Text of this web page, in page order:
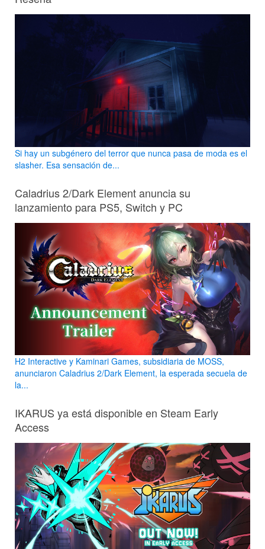
Si hay un subgénero del terror que nunca pasa de moda es el
slasher. Esa sensación de...
Caladrius 2/Dark Element anuncia su
lanzamiento para PS5, Switch y PC
H2 Interactive y Kaminari Games, subsidiaria de MOSS,
anunciaron Caladrius 2/Dark Element, la esperada secuela de
la...
IKARUS ya está disponible en Steam Early
Access